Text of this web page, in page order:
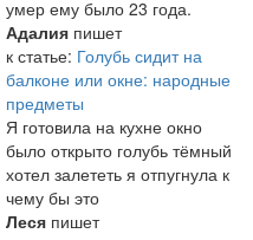
умер ему было 23 года.
Адалия пишет
к статье: Голубь сидит на
балконе или окне: народные
предметы
Я готовила на кухне окно
было открыто голубь тёмный
хотел залететь я отпугнула к
чему бы это
Леся пишет